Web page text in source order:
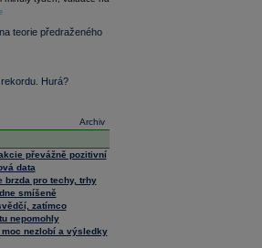
0,66
teorie předraženého
Hurá?
Archiv
převážně pozitivní
data
brzda pro techy, trhy
smíšeně
zatímco
nepomohly
nezlobí a výsledky